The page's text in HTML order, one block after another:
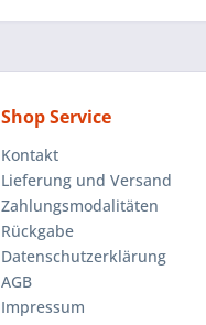
Shop Service
Kontakt
Lieferung und Versand
Zahlungsmodalitäten
Rückgabe
Datenschutzerklärung
AGB
Impressum